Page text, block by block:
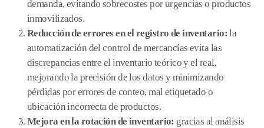
demanda, evitando sobrecostes por urgencias o productos
inmovilizados.
Reducción de errores en el registro de inventario: la
automatización del control de mercancías evita las
discrepancias entre el inventario teórico y el real,
mejorando la precisión de los datos y minimizando
pérdidas por errores de conteo, mal etiquetado o
ubicación incorrecta de productos.
Mejora en la rotación de inventario: gracias al análisis